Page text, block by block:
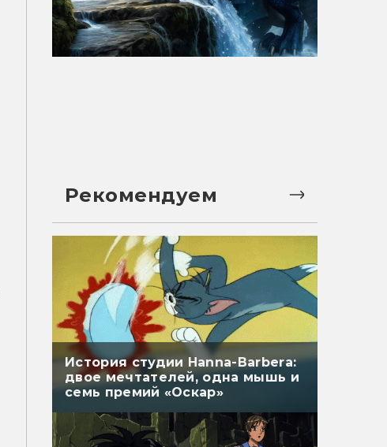
Рекомендуем
История студии Hanna-Barbera:
двое мечтателей, одна мышь и
семь премий «Оскар»